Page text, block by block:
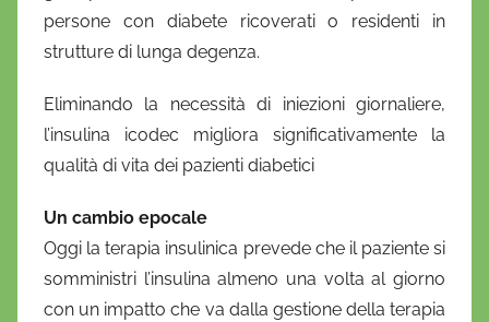
persone con diabete ricoverati o residenti in
strutture di lunga degenza.
Eliminando la necessità di iniezioni giornaliere,
l’insulina icodec migliora significativamente la
qualità di vita dei pazienti diabetici
Un cambio epocale
Oggi la terapia insulinica prevede che il paziente si
somministri l’insulina almeno una volta al giorno
con un impatto che va dalla gestione della terapia